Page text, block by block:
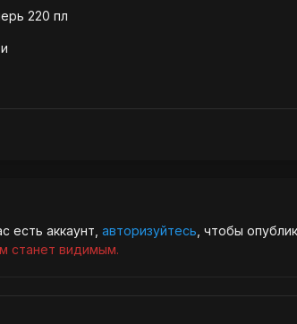
220 пл
есть аккаунт, авторизуйтесь , чтобы
станет видимым.